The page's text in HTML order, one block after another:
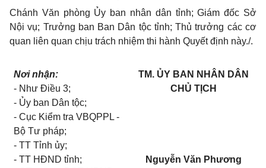
Chánh Văn phòng Ủy ban nhân dân tỉnh; Giám đốc Sở
Nội vụ; Trưởng ban Ban Dân tộc tỉnh; Thủ trưởng các cơ
quan liên quan chịu trách nhiệm thi hành Quyết định này./.
Nơi nhận:
- Như Điều 3;
- Ủy ban Dân tộc;
- Cục Kiểm tra VBQPPL -
Bộ Tư pháp;
- TT Tỉnh ủy;
- TT HĐND tỉnh;
TM. ỦY BAN NHÂN DÂN
CHỦ TỊCH
Nguyễn Văn Phương